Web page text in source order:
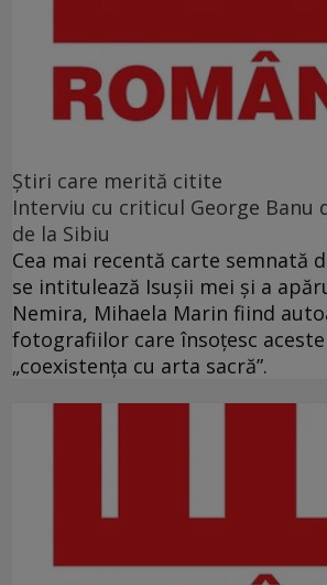
Ştiri care merită citite
Interviu cu criticul George Banu
de la Sibiu
Cea mai recentă carte semnată
se intitulează Isuşii mei şi a
Nemira, Mihaela Marin fiind
fotografiilor care însoţesc
„coexistenţa cu arta sacră”.